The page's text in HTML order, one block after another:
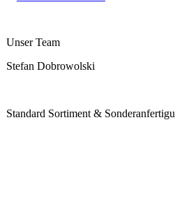
Unser Team
Stefan Dobrowolski
Standard Sortiment &